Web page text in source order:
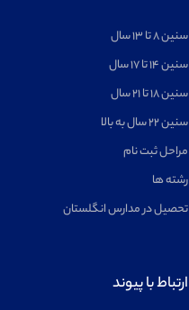
سنین ۸ تا ۱۳ سال
سنین ۱۴ تا ۱۷ سال
سنین ۱۸ تا ۲۱ سال
سنین ۲۲ سال به بالا
مراحل ثبت نام
رشته ها
تحصیل در مدارس انگلستان
ارتباط با پیوند